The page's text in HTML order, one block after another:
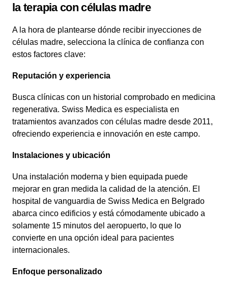
la terapia con células madre
A la hora de plantearse dónde recibir inyecciones de
células madre, selecciona la clínica de confianza con
estos factores clave:
Reputación y experiencia
Busca clínicas con un historial comprobado en medicina
regenerativa. Swiss Medica es especialista en
tratamientos avanzados con células madre desde 2011,
ofreciendo experiencia e innovación en este campo.
Instalaciones y ubicación
Una instalación moderna y bien equipada puede
mejorar en gran medida la calidad de la atención. El
hospital de vanguardia de Swiss Medica en Belgrado
abarca cinco edificios y está cómodamente ubicado a
solamente 15 minutos del aeropuerto, lo que lo
convierte en una opción ideal para pacientes
internacionales.
Enfoque personalizado